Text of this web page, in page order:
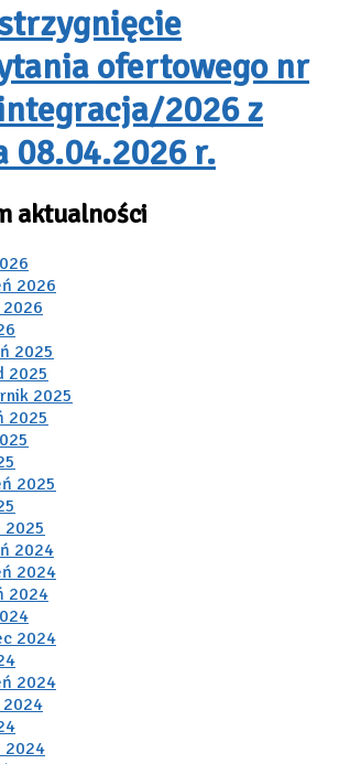
ofertowego nr
2026 z
08.04.2026 r.
aktualności
2026
2025
2025
2025
2025
2025
2025
2024
2024
2024
2024
2024
2024
2024